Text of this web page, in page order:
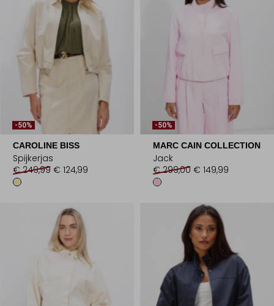
-50%
CAROLINE BISS
Spijkerjas
€ 249,99 € 124,99
-50%
MARC CAIN COLLECTION
Jack
€ 299,00 € 149,99